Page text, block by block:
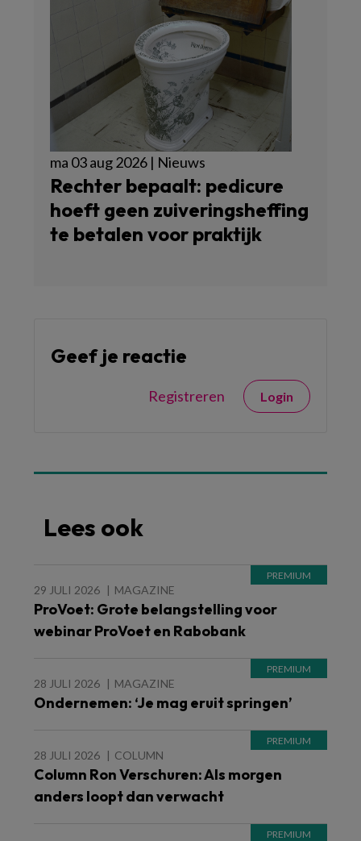
ma 03 aug 2026 | Nieuws
Rechter bepaalt: pedicure
hoeft geen zuiveringsheffing
te betalen voor praktijk
Geef je reactie
Registreren Login
Lees ook
29 JULI 2026 MAGAZINE
ProVoet: Grote belangstelling voor
webinar ProVoet en Rabobank
28 JULI 2026 MAGAZINE
Ondernemen: ‘Je mag eruit springen’
28 JULI 2026 COLUMN
Column Ron Verschuren: Als morgen
anders loopt dan verwacht